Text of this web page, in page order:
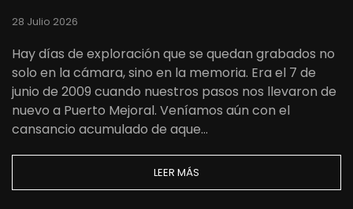
28 Julio 2026
Hay días de exploración que se quedan grabados no
solo en la cámara, sino en la memoria. Era el 7 de
junio de 2009 cuando nuestros pasos nos llevaron de
nuevo a Puerto Mejoral. Veníamos aún con el
cansancio acumulado de aque…
LEER MÁS